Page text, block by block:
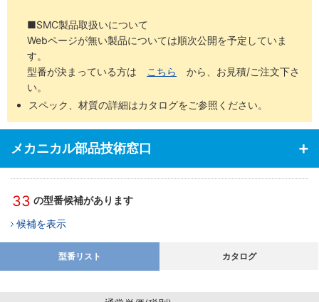
■SMC製品取扱いについて
Webページが無い製品については順次公開を予定していま
す。
型番が決まっている方は
こちら
から、お見積/ご注文下さ
い。
スペック、材質の詳細はカタログをご参照ください。
メカニカル部品技術窓口
33 の型番候補があります
候補を表示
型番リスト カタログ